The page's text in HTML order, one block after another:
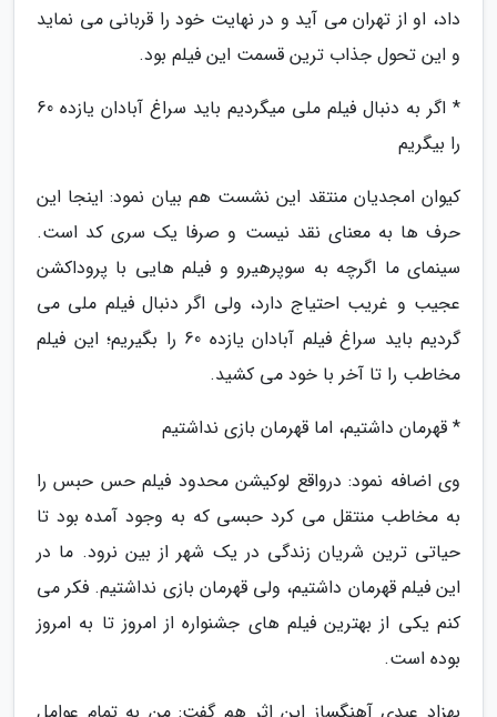
داد، او از تهران می آید و در نهایت خود را قربانی می نماید
و این تحول جذاب ترین قسمت این فیلم بود.
* اگر به دنبال فیلم ملی میگردیم باید سراغ آبادان یازده 60
را بیگریم
کیوان امجدیان منتقد این نشست هم بیان نمود: اینجا این
حرف ها به معنای نقد نیست و صرفا یک سری کد است.
سینمای ما اگرچه به سوپرهیرو و فیلم هایی با پروداکشن
عجیب و غریب احتیاج دارد، ولی اگر دنبال فیلم ملی می
گردیم باید سراغ فیلم آبادان یازده 60 را بگیریم؛ این فیلم
مخاطب را تا آخر با خود می کشید.
* قهرمان داشتیم، اما قهرمان بازی نداشتیم
وی اضافه نمود: درواقع لوکیشن محدود فیلم حس حبس را
به مخاطب منتقل می کرد حبسی که به وجود آمده بود تا
حیاتی ترین شریان زندگی در یک شهر از بین نرود. ما در
این فیلم قهرمان داشتیم، ولی قهرمان بازی نداشتیم. فکر می
کنم یکی از بهترین فیلم های جشنواره از امروز تا به امروز
بوده است.